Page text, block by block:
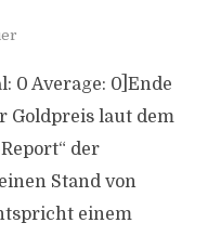
0 Average: 0]Ende
Goldpreis laut dem
der
Stand von
einem